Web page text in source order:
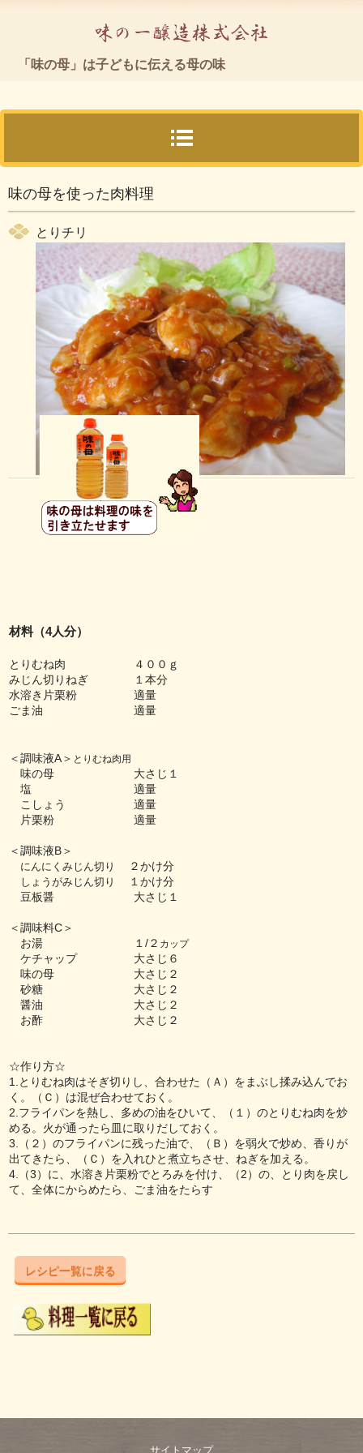
「味の母」
「味の母」は子どもに伝える母の味
味の母を使った肉料理
とりチリ
材料（4人分）
とりむね肉 ４００ｇ
みじん切りねぎ １本分
水溶き片栗粉 適量
ごま油 適量
＜調味液A＞ とりむね肉用
味の母 大さじ１
塩 適量
こしょう 適量
片栗粉 適量
＜調味液B＞
にんにくみじん切り ２かけ分
しょうがみじん切り
１かけ分
豆板醤 大さじ １
＜調味料C＞
お湯 １/２ カップ
ケチャップ 大さじ６
味の母 大さじ２
砂糖 大さじ２
醤油 大さじ２
お酢 大さじ２
☆作り方☆
1.とりむね肉はそぎ切りし、合わせた（Ａ）をまぶし揉み込んでお
く。（Ｃ）は混ぜ合わせておく。
2.フライパンを熱し、多めの油をひいて、（１）のとりむね肉を炒
める。火が通ったら皿に取りだしておく。
3.（２）のフライパンに残った油で、（Ｂ）を弱火で炒め、香りが
出てきたら、（Ｃ）を入れひと煮立ちさせ、ねぎを加える。
4.（3）に、水溶き片栗粉でとろみを付け、（2）の、とり肉を戻し
て、全体にからめたら、ごま油をたらす
レシピ一覧に戻る
サイトマップ